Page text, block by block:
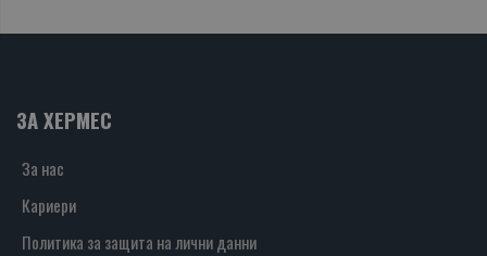
ЗА ХЕРМЕС
За нас
Кариери
Политика за защита на лични данни